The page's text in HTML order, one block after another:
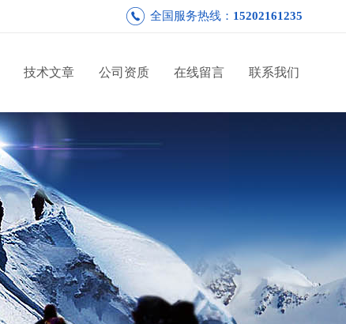
全国服务热线： 15202161235
技术文章 公司资质 在线留言 联系我们